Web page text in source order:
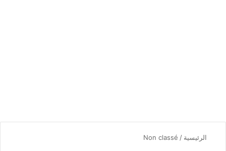
الرئيسية /
Non classé